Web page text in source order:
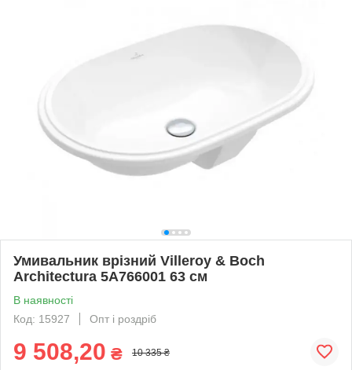
Умивальник врізний Villeroy & Boch
Architectura 5A766001 63 см
В наявності
Код: 15927
Опт і роздріб
9 508,20 ₴ 10 335 ₴